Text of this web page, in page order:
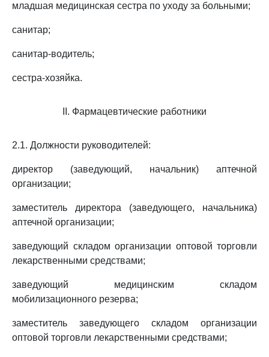
младшая медицинская сестра по уходу за больными;
санитар;
санитар-водитель;
сестра-хозяйка.
II. Фармацевтические работники
2.1. Должности руководителей:
директор (заведующий, начальник) аптечной
организации;
заместитель директора (заведующего, начальника)
аптечной организации;
заведующий складом организации оптовой торговли
лекарственными средствами;
заведующий медицинским складом
мобилизационного резерва;
заместитель заведующего складом организации
оптовой торговли лекарственными средствами;